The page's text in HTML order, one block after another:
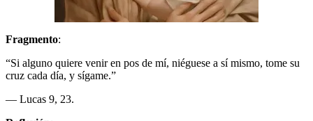
Fragmento:
“Si alguno quiere venir en pos de mí, niéguese a sí mismo, tome su
cruz cada día, y sígame.”
— Lucas 9, 23.